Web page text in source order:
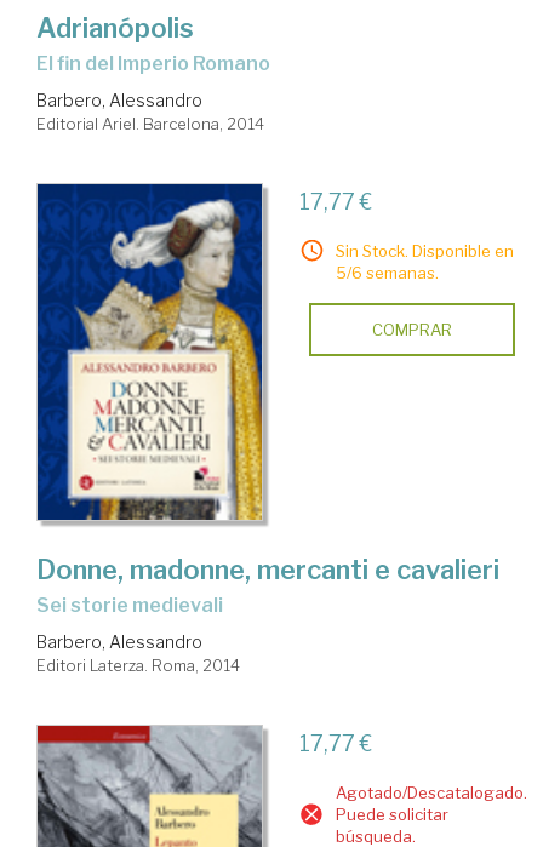
Adrianópolis
el fin del Imperio Romano
Barbero, Alessandro
Editorial Ariel. Barcelona, 2014
17,77 €
Sin Stock. Disponible en
5/6 semanas.
COMPRAR
Donne, madonne, mercanti e cavalieri
sei storie medievali
Barbero, Alessandro
Editori Laterza. Roma, 2014
17,77 €
Agotado/Descatalogado.
Puede solicitar
búsqueda.